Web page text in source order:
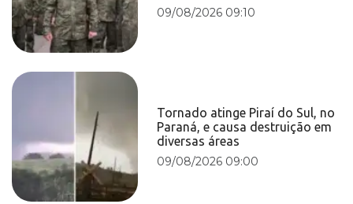
09/08/2026 09:10
Tornado atinge Piraí do Sul, no
Paraná, e causa destruição em
diversas áreas
09/08/2026 09:00